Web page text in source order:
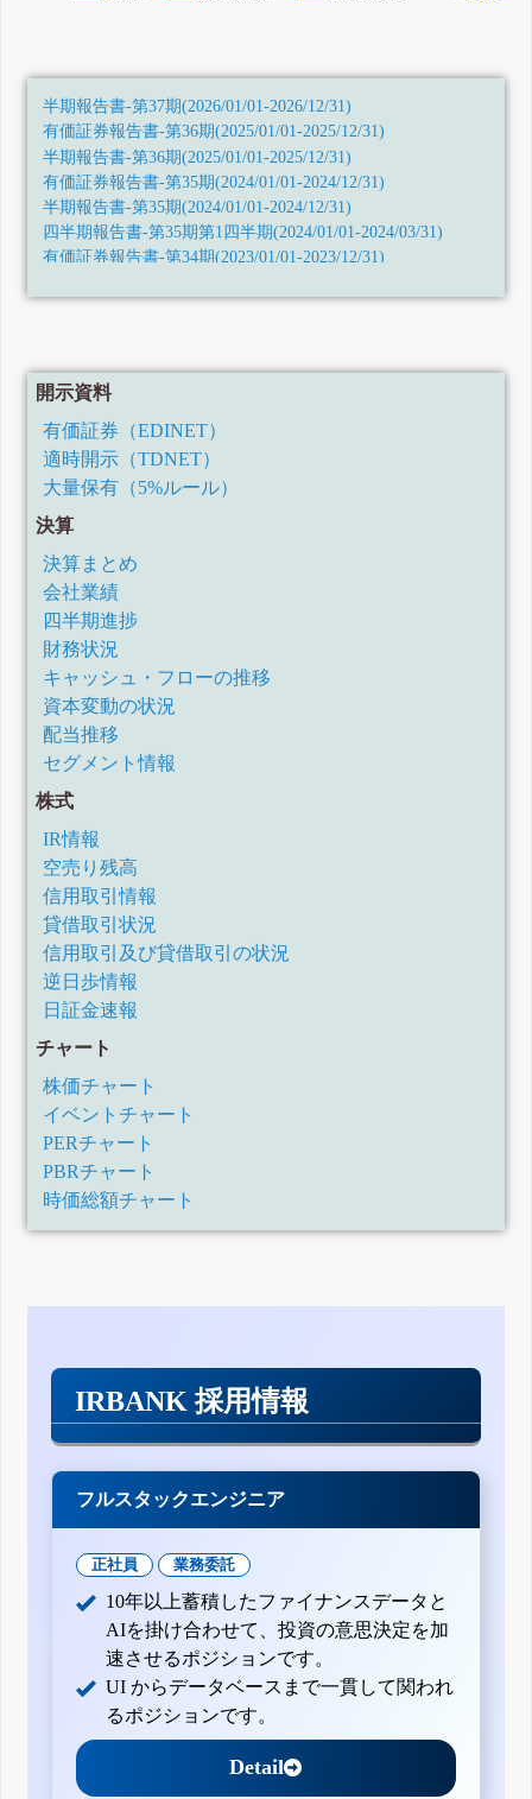
半期報告書-第37期(2026/01/01-2026/12/31)
有価証券報告書-第36期(2025/01/01-2025/12/31)
半期報告書-第36期(2025/01/01-2025/12/31)
有価証券報告書-第35期(2024/01/01-2024/12/31)
半期報告書-第35期(2024/01/01-2024/12/31)
四半期報告書-第35期第1四半期(2024/01/01-2024/03/31)
有価証券報告書-第34期(2023/01/01-2023/12/31)
四半期報告書-第34期第2四半期(2023/04/01-2023/06/30)
四半期報告書-第33期第3四半期(令和4年7月1日-令和4年9月
30日)
四半期報告書-第33期第2四半期(令和4年4月1日-令和4年6月
30日)
四半期報告書-第33期第1四半期(令和4年1月1日-令和4年3月
31日)
四半期報告書-第32期第3四半期(令和3年7月1日-令和3年9月
四半期報告書-第32期第2四半期(令和3年4月1日-令和3年6月
30日)
四半期報告書-第32期第1四半期(令和3年1月1日-令和3年3月
31日)
有価証券報告書-第31期(令和2年1月1日-令和2年12月31日)
四半期報告書-第31期第3四半期(令和2年7月1日-令和2年9月
30日)
四半期報告書-第31期第2四半期(令和2年4月1日-令和2年6月
30日)
四半期報告書-第31期第1四半期(令和2年1月1日-令和2年3月
有価証券報告書-第30期(平成31年1月1日-令和1年12月31日)
四半期報告書-第30期第3四半期(令和1年7月1日-令和1年9月
30日)
四半期報告書-第30期第2四半期(平成31年4月1日-令和1年6月
30日)
四半期報告書-第30期第1四半期(平成31年1月1日-平成31年3
月31日)
有価証券報告書-第29期(平成30年1月1日-平成30年12月31日)
四半期報告書-第29期第3四半期(平成30年7月1日-平成30年9
月30日)
月30日)
月31日)
有価証券報告書-第28期(平成29年1月1日-平成29年12月31日)
四半期報告書-第28期第3四半期(平成29年7月1日-平成29年9
月30日)
四半期報告書-第28期第2四半期(平成29年4月1日-平成29年6
月30日)
月31日)
月30日)
四半期報告書-第28期第1四半期(平成28年1月1日-平成28年3
有価証券報告書-第26期(平成27年1月1日-平成27年12月31日)
四半期報告書-第26期第3四半期(平成27年7月1日-平成27年9
月30日)
四半期報告書-第26期第2四半期(平成27年4月1日-平成27年6
月30日)
訂正有価証券報告書-第25期(平成26年1月1日-平成26年12月
31日)
有価証券報告書-第25期(平成26年1月1日-平成26年12月31日)
四半期報告書-第25期第3四半期(平成26年7月1日-平成26年9
四半期報告書-第25期第2四半期(平成26年1月1日-平成26年6
月30日)
四半期報告書-第25期第1四半期(平成26年1月1日-平成26年3
有価証券報告書-第24期(平成25年1月1日-平成25年12月31日)
四半期報告書-第24期第3四半期(平成25年7月1日-平成25年9
開示資料
有価証券（EDINET）
適時開示（TDNET）
大量保有（5%ルール）
決算
決算まとめ
会社業績
四半期進捗
財務状況
キャッシュ・フローの推移
資本変動の状況
配当推移
セグメント情報
株式
IR情報
空売り残高
信用取引情報
貸借取引状況
信用取引及び貸借取引の状況
逆日歩情報
日証金速報
チャート
株価チャート
イベントチャート
PERチャート
PBRチャート
時価総額チャート
IRBANK 採用情報
フルスタックエンジニア
正社員 業務委託
10年以上蓄積したファイナンスデータと
AIを掛け合わせて、投資の意思決定を加
速させるポジションです。
UI からデータベースまで一貫して関われ
るポジションです。
Detail